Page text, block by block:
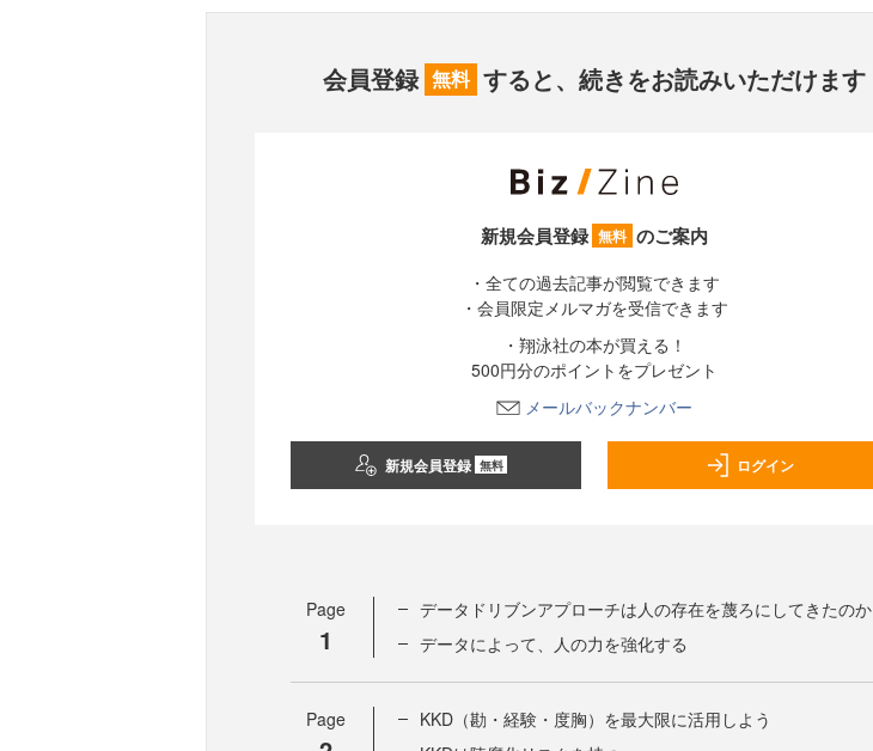
会員登録 無料 すると、続きをお読みいただけます
新規会員登録 無料 のご案内
・全ての過去記事が閲覧できます
・会員限定メルマガを受信できます
・翔泳社の本が買える！
500円分のポイントをプレゼント
メールバックナンバー
新規会員登録 無料 ログイン
Page
1
データドリブンアプローチは人の存在を蔑ろにしてきたのか
データによって、人の力を強化する
Page
KKD（勘・経験・度胸）を最大限に活用しよう